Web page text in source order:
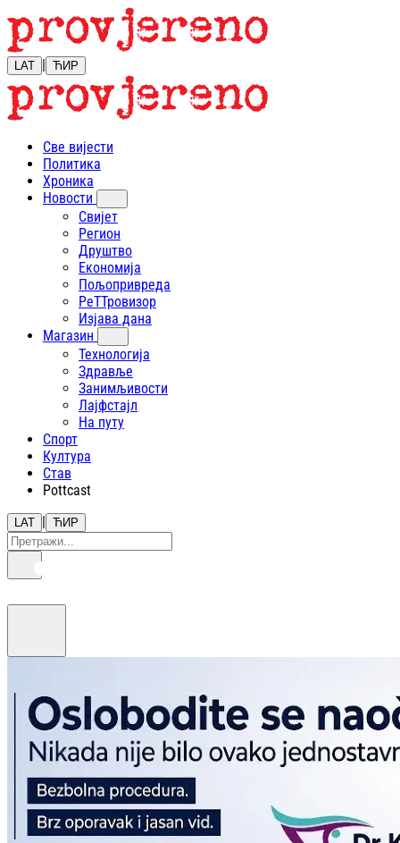
LAT | ЋИР
Све вијести
Политика
Хроника
Новости
Свијет
Регион
Друштво
Економија
Пољопривреда
РеТТровизор
Изјава дана
Магазин
Технологија
Здравље
Занимљивости
Лајфстajл
На путу
Спорт
Култура
Став
Pottcast
LAT | ЋИР